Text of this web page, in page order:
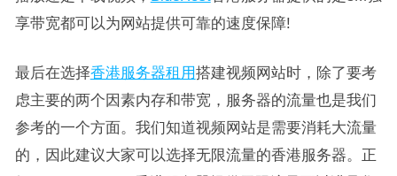
享带宽都可以为网站提供可靠的速度保障!
最后在选择香港服务器租用搭建视频网站时，除了要考
虑主要的两个因素内存和带宽，服务器的流量也是我们
参考的一个方面。我们知道视频网站是需要消耗大流量
的，因此建议大家可以选择无限流量的香港服务器。正